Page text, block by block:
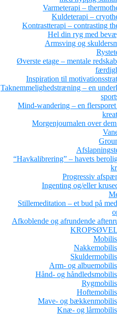
Varmeterapi –
Kuldeterapi –
Kontrastterapi – contrasting
Hel din ryg med
Armsving og
Øverste etage – mentale
Inspiration til
Taknemmelighedstræning – en
Mind-wandering – en
Morgenjournalen over
“Havkalibrering” – havets
Progressiv
Ingenting og/eller
Stillemeditation – et bud på
Afkoblende og afrundende
Arm- og
Hånd- og
Mave- og
Knæ- og